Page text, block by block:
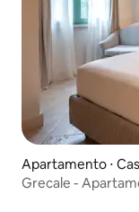
Apartamento ⋅
Grecale -